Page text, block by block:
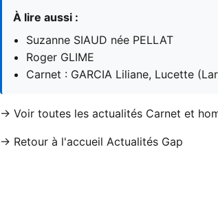
À lire aussi :
Suzanne SIAUD née PELLAT
Roger GLIME
Carnet : GARCIA Liliane, Lucette
→ Voir toutes les actualités Carnet et
→ Retour à l'accueil Actualités Gap